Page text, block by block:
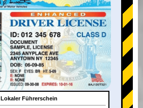
Lokaler Führerschein